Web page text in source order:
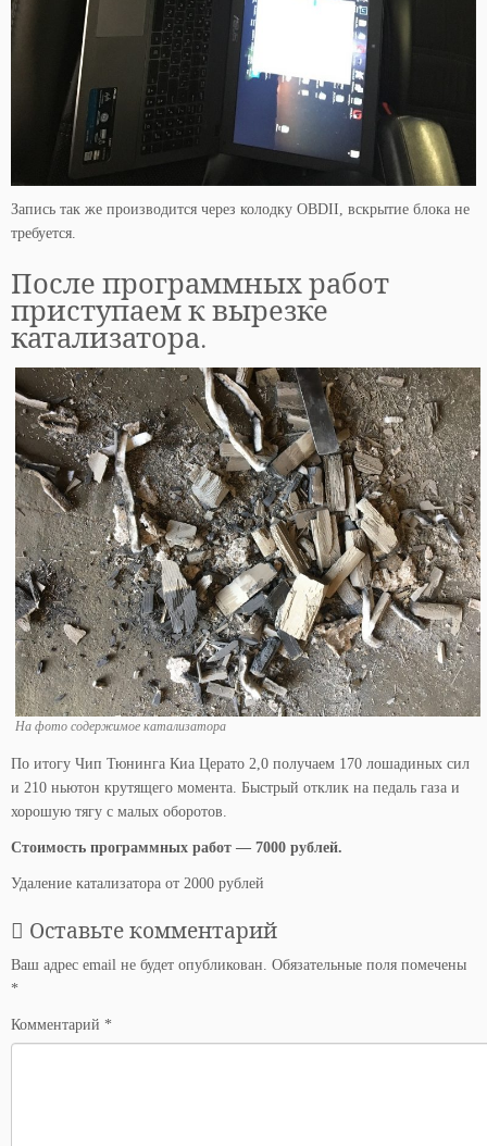
Запись так же производится через колодку OBDII, вскрытие блока не
требуется.
После программных работ
приступаем к вырезке
катализатора.
На фото содержимое катализатора
По итогу Чип Тюнинга Киа Церато 2,0 получаем 170 лошадиных сил
и 210 ньютон крутящего момента. Быстрый отклик на педаль газа и
хорошую тягу с малых оборотов.
Стоимость программных работ — 7000 рублей.
Удаление катализатора от 2000 рублей
Оставьте комментарий
Ваш адрес email не будет опубликован. Обязательные поля помечены
*
Комментарий *